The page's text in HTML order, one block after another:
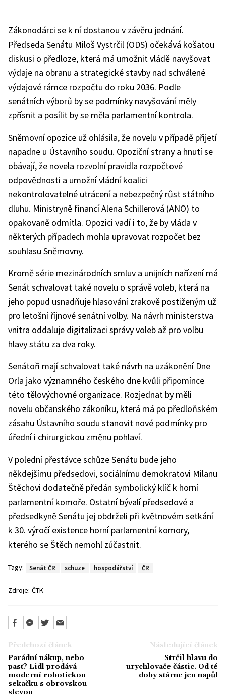
Zákonodárci se k ní dostanou v závěru jednání.
Předseda Senátu Miloš Vystrčil (ODS) očekává košatou
diskusi o předloze, která má umožnit vládě navyšovat
výdaje na obranu a strategické stavby nad schválené
výdajové rámce rozpočtu do roku 2036. Podle
senátních výborů by se podmínky navyšování měly
zpřísnit a posílit by se měla parlamentní kontrola.
Sněmovní opozice už ohlásila, že novelu v případě přijetí
napadne u Ústavního soudu. Opoziční strany a hnutí se
obávají, že novela rozvolní pravidla rozpočtové
odpovědnosti a umožní vládní koalici
nekontrolovatelné utrácení a nebezpečný růst státního
dluhu. Ministryně financí Alena Schillerová (ANO) to
opakovaně odmítla. Opozici vadí i to, že by vláda v
některých případech mohla upravovat rozpočet bez
souhlasu Sněmovny.
Kromě série mezinárodních smluv a unijních nařízení má
Senát schvalovat také novelu o správě voleb, která na
jeho popud usnadňuje hlasování zrakově postiženým už
pro letošní říjnové senátní volby. Na návrh ministerstva
vnitra oddaluje digitalizaci správy voleb až pro volbu
hlavy státu za dva roky.
Senátoři mají schvalovat také návrh na uzákonění Dne
Orla jako významného českého dne kvůli připomínce
této tělovýchovné organizace. Rozjednat by měli
novelu občanského zákoníku, která má po předloňském
zásahu Ústavního soudu stanovit nové podmínky pro
úřední i chirurgickou změnu pohlaví.
V polední přestávce schůze Senátu bude jeho
někdejšímu předsedovi, sociálnímu demokratovi Milanu
Štěchovi dodatečně předán symbolický klíč k horní
parlamentní komoře. Ostatní bývalí předsedové a
předsedkyně Senátu jej obdrželi při květnovém setkání
k 30. výročí existence horní parlamentní komory,
kterého se Štěch nemohl zúčastnit.
Tagy: Senát ČR schuze hospodářství ČR
Zdroje: ČTK
Předchozí článek
Parádní nákup, nebo
past? Lidl prodává
moderní robotickou
sekačku s obrovskou
slevou
Následující článek
Strčil hlavu do
urychlovače částic. Od té
doby stárne jen napůl